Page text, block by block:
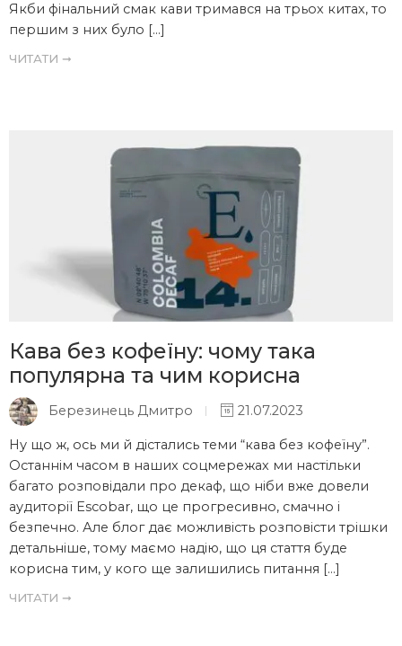
Якби фінальний смак кави тримався на трьох китах, то
першим з них було […]
ЧИТАТИ ➞
Кава без кофеїну: чому така
популярна та чим корисна
Березинець Дмитро 21.07.2023
Ну що ж, ось ми й дістались теми “кава без кофеїну”.
Останнім часом в наших соцмережах ми настільки
багато розповідали про декаф, що ніби вже довели
аудиторії Escobar, що це прогресивно, смачно і
безпечно. Але блог дає можливість розповісти трішки
детальніше, тому маємо надію, що ця стаття буде
корисна тим, у кого ще залишились питання […]
ЧИТАТИ ➞